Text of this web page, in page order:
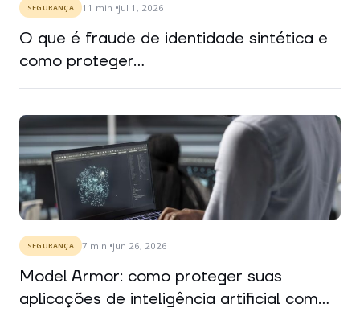
SEGURANÇA 11 min jul 1, 2026
O que é fraude de identidade sintética e
como proteger...
SEGURANÇA 7 min jun 26, 2026
Model Armor: como proteger suas
aplicações de inteligência artificial com...